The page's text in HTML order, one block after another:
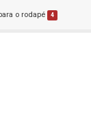
o rodapé 4